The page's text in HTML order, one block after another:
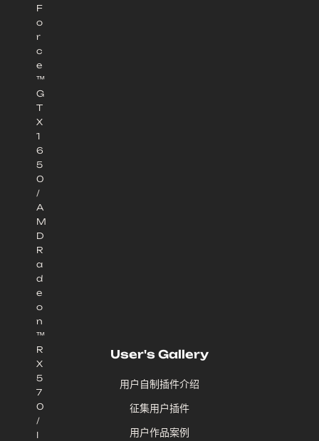
F
o
r
c
e
™
G
T
X
1
6
5
0
/
A
M
D
R
a
d
e
o
n
™
R
X
5
7
0
/
I
User's Gallery
用户自制插件介绍
征集用户插件
用户作品案例